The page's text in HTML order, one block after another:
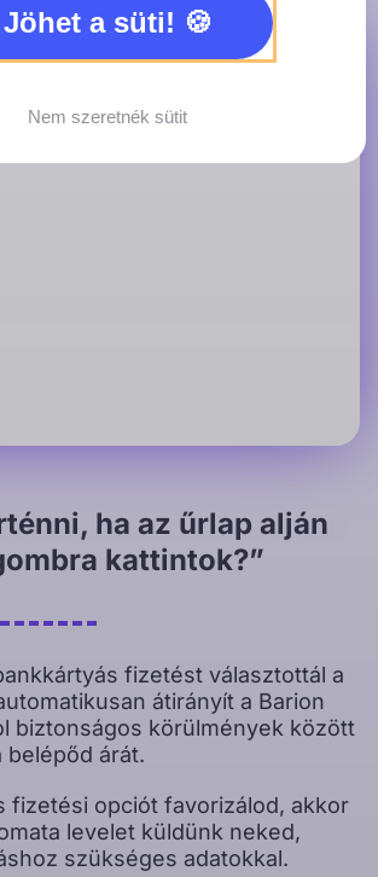
töltsd ki az űrlapot:
ha az űrlap alján
kattintok?”
fizetést választottál a
átirányít a Barion
biztonságos körülmények között
árát.
fizetési opciót favorizálod, akkor
levelet küldünk neked,
szükséges adatokkal.
Jöhet a süti!
Nem szeretnék sütit